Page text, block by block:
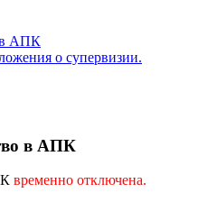
в АПК
о супервизии.
в АПК
временно отключена.